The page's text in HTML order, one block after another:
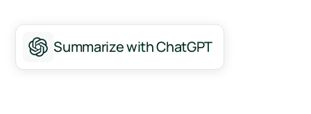
Summarize with ChatGPT